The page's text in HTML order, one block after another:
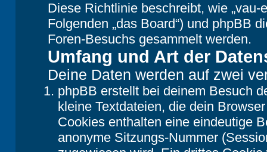
Diese Richtlinie beschreibt, wie
Folgenden „das Board“) und phpBB
Foren-Besuchs gesammelt werden.
Umfang und Art der
Deine Daten werden auf zwei
phpBB erstellt bei deinem Besuch
kleine Textdateien, die dein
Cookies enthalten eine eindeutige
anonyme Sitzungs-Nummer